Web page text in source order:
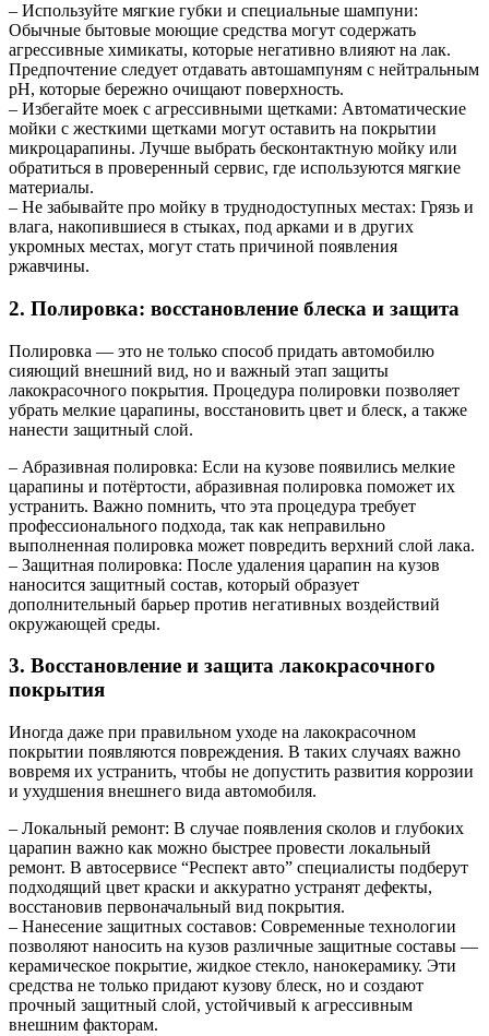
– Используйте мягкие губки и специальные шампуни:
Обычные бытовые моющие средства могут содержать
агрессивные химикаты, которые негативно влияют на лак.
Предпочтение следует отдавать автошампуням с нейтральным
pH, которые бережно очищают поверхность.
– Избегайте моек с агрессивными щетками: Автоматические
мойки с жесткими щетками могут оставить на покрытии
микроцарапины. Лучше выбрать бесконтактную мойку или
обратиться в проверенный сервис, где используются мягкие
материалы.
– Не забывайте про мойку в труднодоступных местах: Грязь и
влага, накопившиеся в стыках, под арками и в других
укромных местах, могут стать причиной появления
ржавчины.
2. Полировка: восстановление блеска и защита
Полировка — это не только способ придать автомобилю
сияющий внешний вид, но и важный этап защиты
лакокрасочного покрытия. Процедура полировки позволяет
убрать мелкие царапины, восстановить цвет и блеск, а также
нанести защитный слой.
– Абразивная полировка: Если на кузове появились мелкие
царапины и потёртости, абразивная полировка поможет их
устранить. Важно помнить, что эта процедура требует
профессионального подхода, так как неправильно
выполненная полировка может повредить верхний слой лака.
– Защитная полировка: После удаления царапин на кузов
наносится защитный состав, который образует
дополнительный барьер против негативных воздействий
окружающей среды.
3. Восстановление и защита лакокрасочного
покрытия
Иногда даже при правильном уходе на лакокрасочном
покрытии появляются повреждения. В таких случаях важно
вовремя их устранить, чтобы не допустить развития коррозии
и ухудшения внешнего вида автомобиля.
– Локальный ремонт: В случае появления сколов и глубоких
царапин важно как можно быстрее провести локальный
ремонт. В автосервисе “Респект авто” специалисты подберут
подходящий цвет краски и аккуратно устранят дефекты,
восстановив первоначальный вид покрытия.
– Нанесение защитных составов: Современные технологии
позволяют наносить на кузов различные защитные составы —
керамическое покрытие, жидкое стекло, нанокерамику. Эти
средства не только придают кузову блеск, но и создают
прочный защитный слой, устойчивый к агрессивным
внешним факторам.